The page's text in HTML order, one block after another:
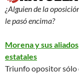
¿Alguien de la
le pasó encima?
Morena y sus
estatales
Triunfo opositor sólo